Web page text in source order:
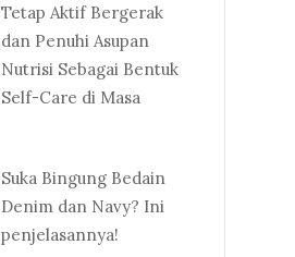
Tetap Aktif Bergerak
dan Penuhi Asupan
Nutrisi Sebagai Bentuk
Self-Care di Masa
Suka Bingung Bedain
Denim dan Navy? Ini
penjelasannya!